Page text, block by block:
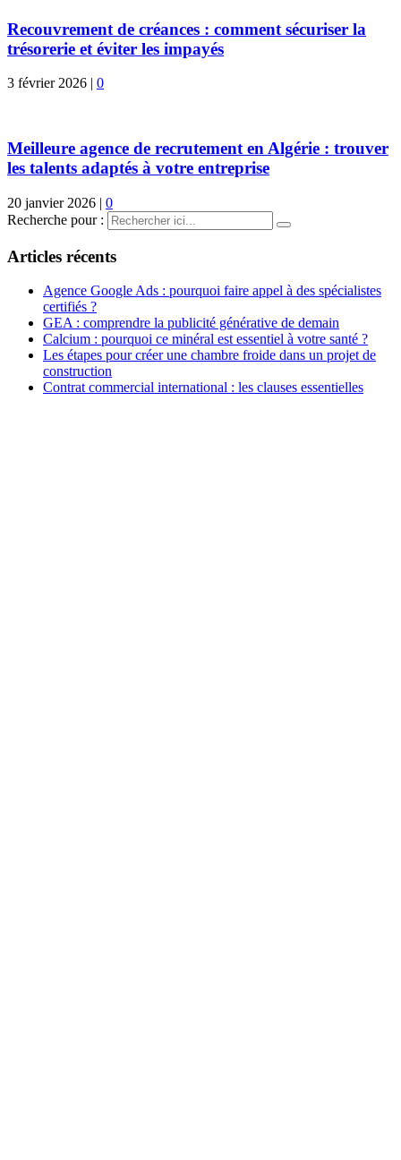
Recouvrement de créances : comment sécuriser la
trésorerie et éviter les impayés
3 février 2026 | 0
Meilleure agence de recrutement en Algérie : trouver
les talents adaptés à votre entreprise
20 janvier 2026 | 0
Recherche pour :
Articles récents
Agence Google Ads : pourquoi faire appel à des spécialistes
certifiés ?
GEA : comprendre la publicité générative de demain
Calcium : pourquoi ce minéral est essentiel à votre santé ?
Les étapes pour créer une chambre froide dans un projet de
construction
Contrat commercial international : les clauses essentielles